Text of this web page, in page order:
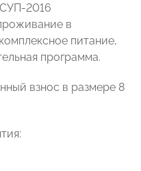
2016
в
питание,
программа.
взнос в размере 8